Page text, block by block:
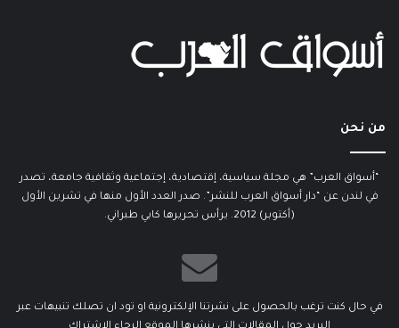
من نحن
“أسواق العرب” هي مجلة سياسية، إقتصادية، إجتماعية وثقافية جامعة، تصدر
في لندن عن “دار أسواق العرب للنشر”. صدر العدد الأول منها في تشرين الأول
(أكتوبر) 2012. يرأس تحريرها كابي طبراني.
في حال كنت ترغب بالحصول على نشرتنا الإلكترونية او تود ان تصلك تنبيهات عبر